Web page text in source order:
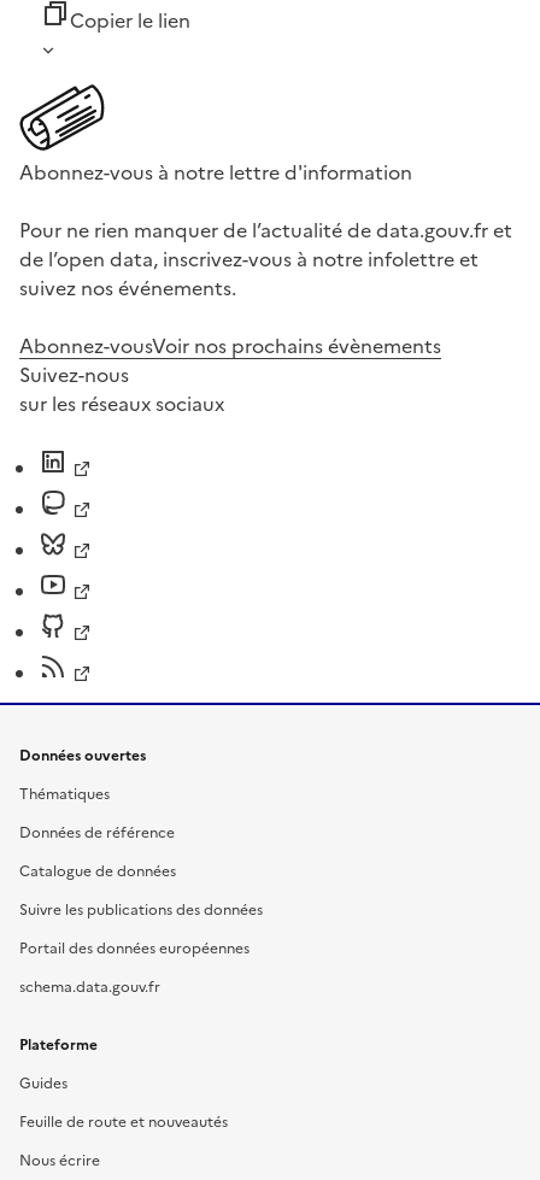
Copier le lien
Abonnez-vous à notre lettre d'information
Pour ne rien manquer de l’actualité de data.gouv.fr et
de l’open data, inscrivez-vous à notre infolettre et
suivez nos événements.
Abonnez-vousVoir nos prochains évènements
Suivez-nous
sur les réseaux sociaux
Données ouvertes
Thématiques
Données de référence
Catalogue de données
Suivre les publications des données
Portail des données européennes
schema.data.gouv.fr
Plateforme
Guides
Feuille de route et nouveautés
Nous écrire